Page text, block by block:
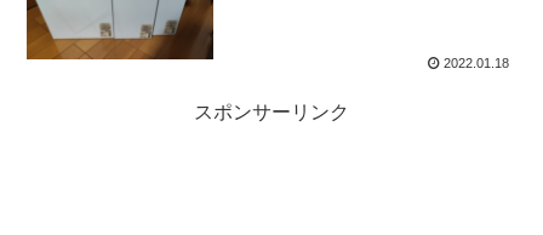
2022.01.18
スポンサーリンク